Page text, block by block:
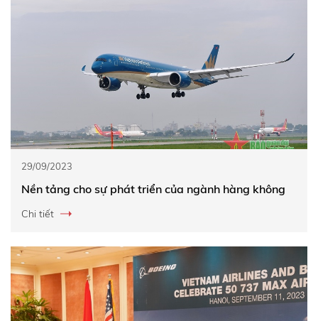
29/09/2023
Nền tảng cho sự phát triển của ngành hàng không
Chi tiết